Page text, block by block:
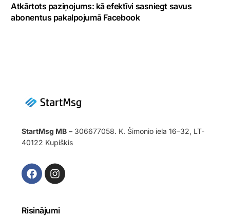
Atkārtots paziņojums: kā efektīvi sasniegt savus
abonentus pakalpojumā Facebook
StartMsg MB – 306677058. K. Šimonio iela 16–32, LT-
40122 Kupiškis
Risinājumi